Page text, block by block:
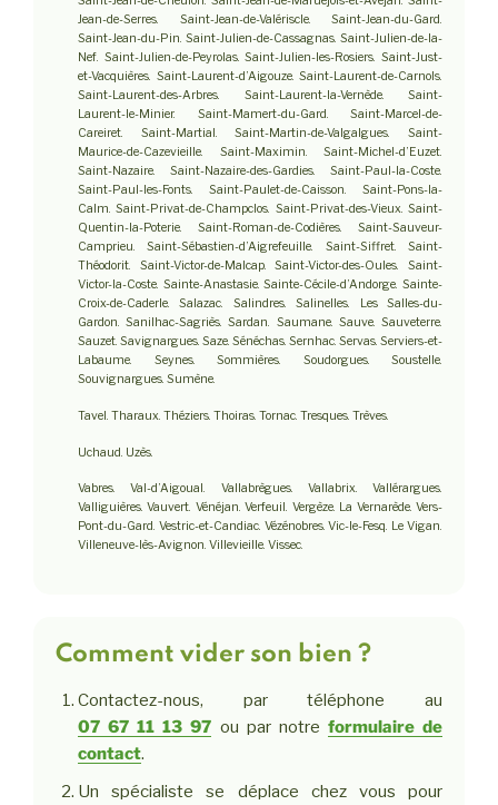
Jean-de-Serres. Saint-Jean-de-Valériscle. Saint-Jean-du-Gard.
Saint-Jean-du-Pin. Saint-Julien-de-Cassagnas. Saint-Julien-de-la-
Nef. Saint-Julien-de-Peyrolas. Saint-Julien-les-Rosiers. Saint-Just-
et-Vacquières. Saint-Laurent-d’Aigouze. Saint-Laurent-de-Carnols.
Saint-Laurent-des-Arbres. Saint-Laurent-la-Vernède. Saint-
Laurent-le-Minier. Saint-Mamert-du-Gard. Saint-Marcel-de-
Careiret. Saint-Martial. Saint-Martin-de-Valgalgues. Saint-
Maurice-de-Cazevieille. Saint-Maximin. Saint-Michel-d’Euzet.
Saint-Nazaire. Saint-Nazaire-des-Gardies. Saint-Paul-la-Coste.
Saint-Paul-les-Fonts. Saint-Paulet-de-Caisson. Saint-Pons-la-
Calm. Saint-Privat-de-Champclos. Saint-Privat-des-Vieux. Saint-
Quentin-la-Poterie. Saint-Roman-de-Codières. Saint-Sauveur-
Camprieu. Saint-Sébastien-d’Aigrefeuille. Saint-Siffret. Saint-
Théodorit. Saint-Victor-de-Malcap. Saint-Victor-des-Oules. Saint-
Victor-la-Coste. Sainte-Anastasie. Sainte-Cécile-d’Andorge. Sainte-
Croix-de-Caderle. Salazac. Salindres. Salinelles. Les Salles-du-
Gardon. Sanilhac-Sagriès. Sardan. Saumane. Sauve. Sauveterre.
Sauzet. Savignargues. Saze. Sénéchas. Sernhac. Servas. Serviers-et-
Labaume. Seynes. Sommières. Soudorgues. Soustelle.
Souvignargues. Sumène.
Tavel. Tharaux. Théziers. Thoiras. Tornac. Tresques. Trèves.
Uchaud. Uzès.
Vabres. Val-d’Aigoual. Vallabrègues. Vallabrix. Vallérargues.
Valliguières. Vauvert. Vénéjan. Verfeuil. Vergèze. La Vernarède. Vers-
Pont-du-Gard. Vestric-et-Candiac. Vézénobres. Vic-le-Fesq. Le Vigan.
Villeneuve-lès-Avignon. Villevieille. Vissec.
Comment vider son bien ?
Contactez-nous, par téléphone au
07 67 11 13 97 ou par notre formulaire de
contact.
Un spécialiste se déplace chez vous pour